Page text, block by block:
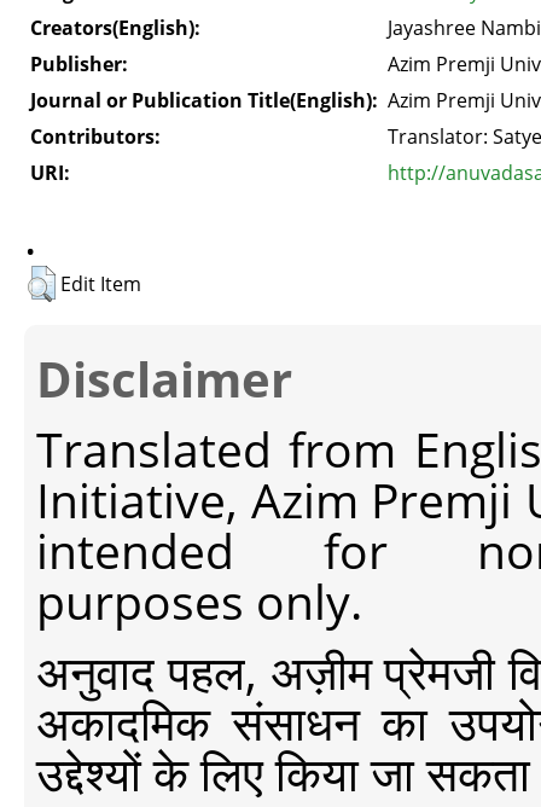
Creators(English):
Jayashree
Publisher:
Azim Premji
Journal or Publication Title(English): Azim Premji
Contributors:
Translator:
URI:
http://
.
Edit Item
Disclaimer
Translated from
Initiative, Azim Premji
intended for non-
purposes only.
अनुवाद पहल, अज़ीम प्रेमजी
अकादमिक संसाधन का
उद्देश्यों के लिए किया जा